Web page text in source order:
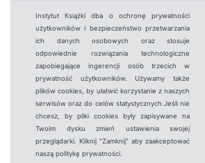
Instytut Książki dba o ochronę prywatności
użytkowników i bezpieczeństwo przetwarzania
ich danych osobowych oraz stosuje
odpowiednie rozwiązania technologiczne
zapobiegające ingerencji osób trzecich w
prywatność użytkowników. Używamy także
plików cookies, by ułatwić korzystanie z naszych
serwisów oraz do celów statystycznych.Jeśli nie
chcesz, by pliki cookies były zapisywane na
Twoim dysku zmień ustawienia swojej
przeglądarki. Kliknij "Zamknij" aby zaakceptować
naszą politykę prywatności.